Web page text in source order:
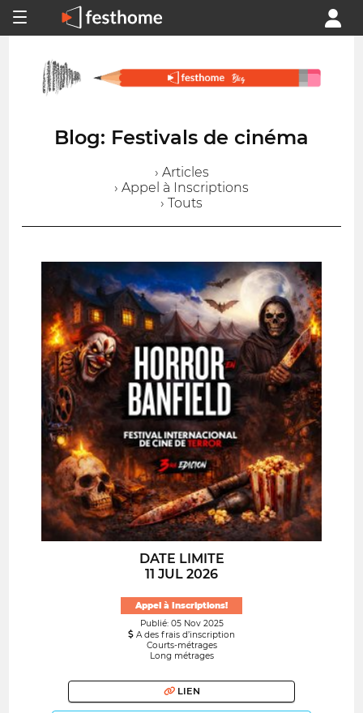
Blog: Festivals de cinéma
› Articles
› Appel à Inscriptions
› Touts
DATE LIMITE
11 JUL 2026
Appel à Inscriptions!
Publié: 05 Nov 2025
A des frais d’inscription
Courts-métrages
Long métrages
LIEN